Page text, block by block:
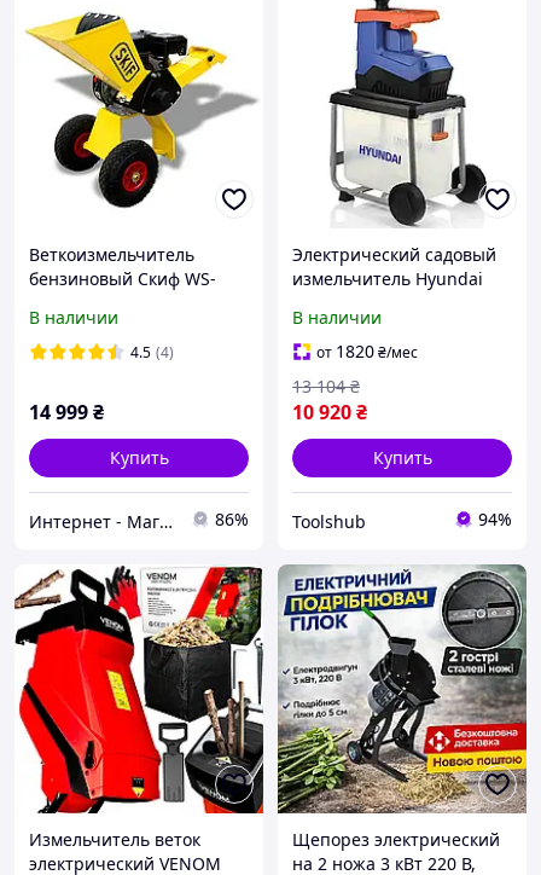
Веткоизмельчитель
бензиновый Скиф WS-
В наличии
4.5 (4)
14 999₴
Купить
Интернет - Магазин "Ромб" 86%
Электрический садовый
измельчитель Hyundai
контейнер 50 л до 45 мм
2800 Вт
В наличии
от 1820₴/мес
10 920₴
13 104 ₴
Купить
Toolshub 94%
Измельчитель веток
электрический VENOM
Щепорез электрический
на 2 ножа 3 кВт 220 В,